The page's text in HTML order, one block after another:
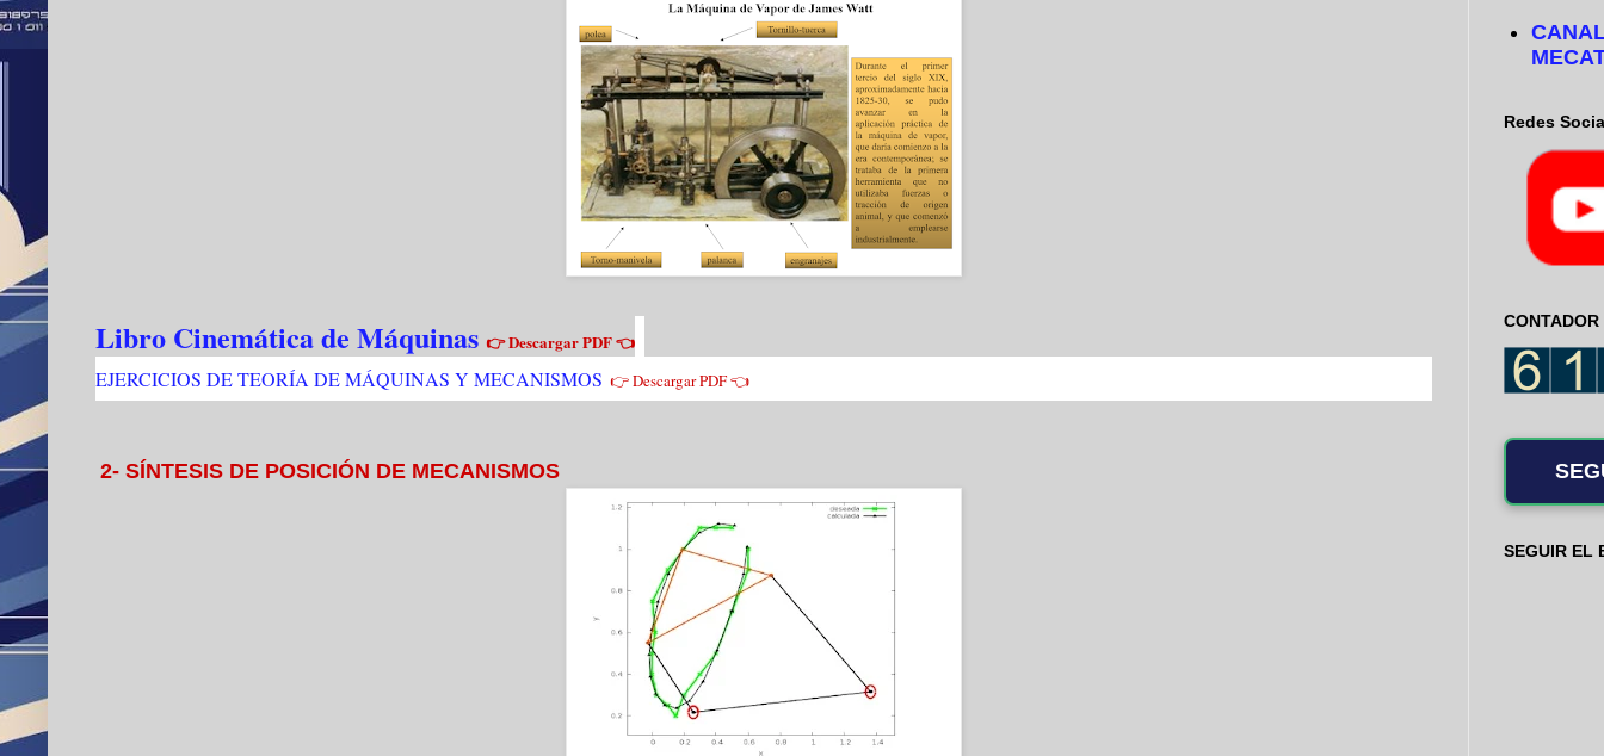
Libro Cinemática de Máquinas 👉 Descargar PDF 👈
EJERCICIOS DE TEORÍA DE MÁQUINAS Y MECANISMOS 👉 Descargar PDF 👈
2- SÍNTESIS DE POSICIÓN DE MECANISMOS
Redes
CONTADOR
SEGUIR EL